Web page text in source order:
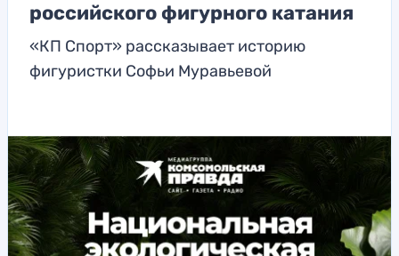
российского фигурного катания
«КП Спорт» рассказывает историю
фигуристки Софьи Муравьевой